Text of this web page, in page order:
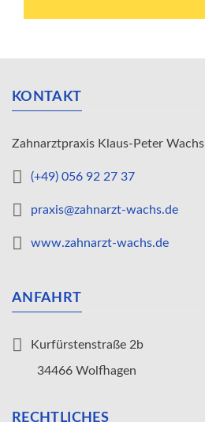
KONTAKT
Zahnarztpraxis Klaus-Peter Wachs
(+49) 056 92 27 37
praxis@zahnarzt-wachs.de
www.zahnarzt-wachs.de
ANFAHRT
Kurfürstenstraße 2b
34466 Wolfhagen
RECHTLICHES